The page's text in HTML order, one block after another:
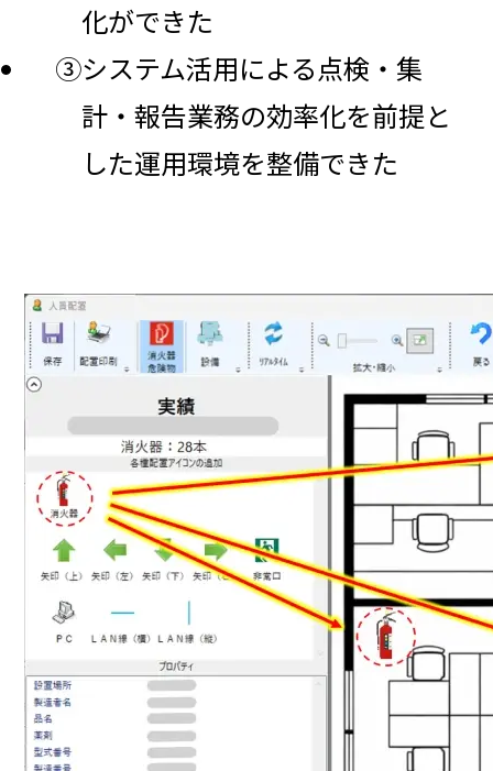
化ができた
③システム活用による点検・集
計・報告業務の効率化を前提と
した運用環境を整備できた